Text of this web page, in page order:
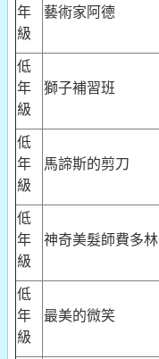
年
級
藝術家阿德
低
年
級
獅子補習班
低
年
級
馬諦斯的剪刀
低
年
級
神奇美髮師費多林
低
年
級
最美的微笑